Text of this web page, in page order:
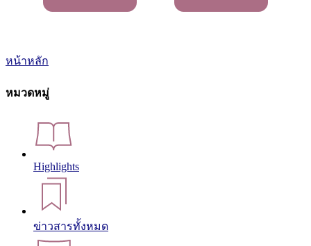
หน้าหลัก
หมวดหมู่
Highlights
ข่าวสารทั้งหมด